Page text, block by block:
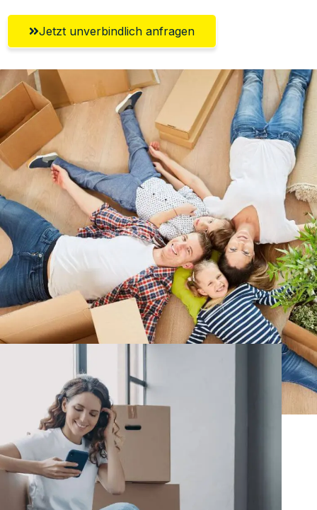
Jetzt unverbindlich anfragen